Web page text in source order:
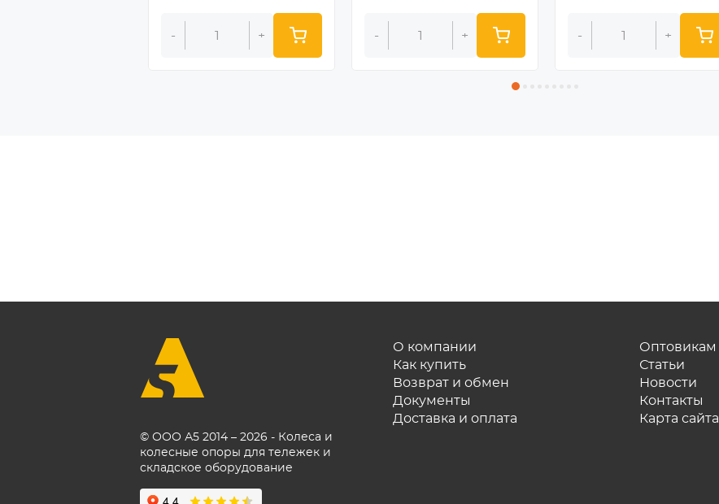
- + - + - +
© ООО А5 2014 – 2026 - Колеса и
колесные опоры для тележек и
складское оборудование
О компании
Как купить
Возврат и обмен
Документы
Доставка и оплата
Оптовикам
Статьи
Новости
Контакты
Карта сайта